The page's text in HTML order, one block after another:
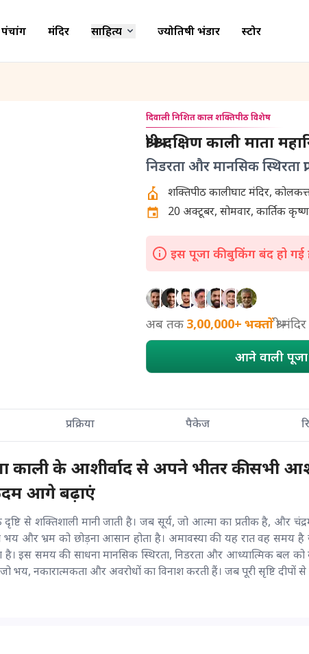
पंचांग मंदिर साहित्य ज्योतिषी भंडार स्टोर
दिवाली निशित काल शक्तिपीठ विशेष
श्री श्री दक्षिण काली माता
निडरता और मानसिक स्थिरता
शक्तिपीठ
20 अक्टूबर, सोमवार, कार्तिक कृष्ण
इस पूजा की बुकिंग बंद हो गई
अब तक 3,00,000+ भक्तोंश्री
आने वाली
प्रक्रिया पैकेज
काली के आशीर्वाद से अपने भीतर की
आगे बढ़ाएं
से शक्तिशाली मानी जाती है। जब सूर्य, जो आत्मा का प्रतीक है, और
भ्रम को छोड़ना आसान होता है। अमावस्या की यह रात वह समय है
इस समय की साधना मानसिक स्थिरता, निडरता और आध्यात्मिक बल को
भय, नकारात्मकता और अवरोधों का विनाश करती हैं। जब पूरी सृष्टि दीपों से